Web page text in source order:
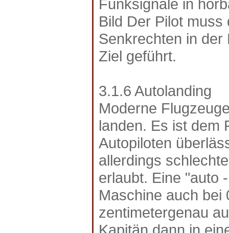
Funksignale in
Bild Der Pilot
Senkrechten in der
Ziel geführt.
3.1.6 Autolanding
Moderne
landen. Es ist dem
Autopiloten
allerdings
erlaubt. Eine "auto
Maschine auch bei
zentimetergenau